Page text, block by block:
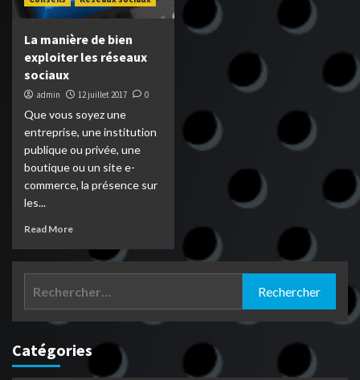
La manière de bien
exploiter les réseaux
sociaux
admin 12 juillet 2017 0
Que vous soyez une
entreprise, une institution
publique ou privée, une
boutique ou un site e-
commerce, la présence sur
les...
Read More
Catégories